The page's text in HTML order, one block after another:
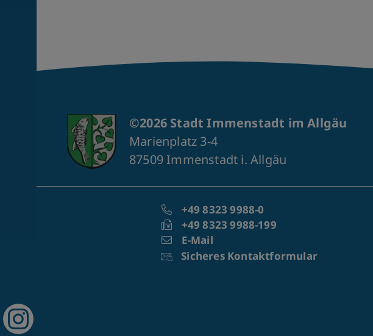
©2026 Stadt Immenstadt im Allgäu
Marienplatz 3-4
87509 Immenstadt i. Allgäu
+49 8323 9988-0
+49 8323 9988-199
E-Mail
Sicheres Kontaktformular